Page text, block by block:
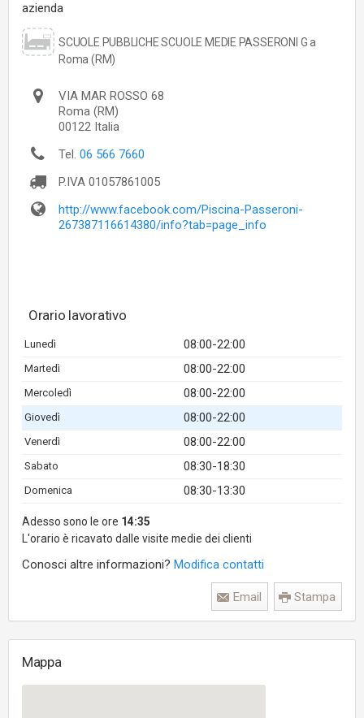
azienda
SCUOLE PUBBLICHE SCUOLE MEDIE PASSERONI G a
Roma (RM)
VIA MAR ROSSO 68
Roma (RM)
00122 Italia
Tel. 06 566 7660
P.IVA 01057861005
http://www.facebook.com/Piscina-Passeroni-
267387116614380/info?tab=page_info
Orario lavorativo
Lunedì 08:00-22:00
Martedì 08:00-22:00
Mercoledì 08:00-22:00
Giovedì 08:00-22:00
Venerdì 08:00-22:00
Sabato 08:30-18:30
Domenica 08:30-13:30
Adesso sono le ore 14:35
L'orario è ricavato dalle visite medie dei clienti
Conosci altre informazioni? Modifica contatti
Stampa
Email
Mappa